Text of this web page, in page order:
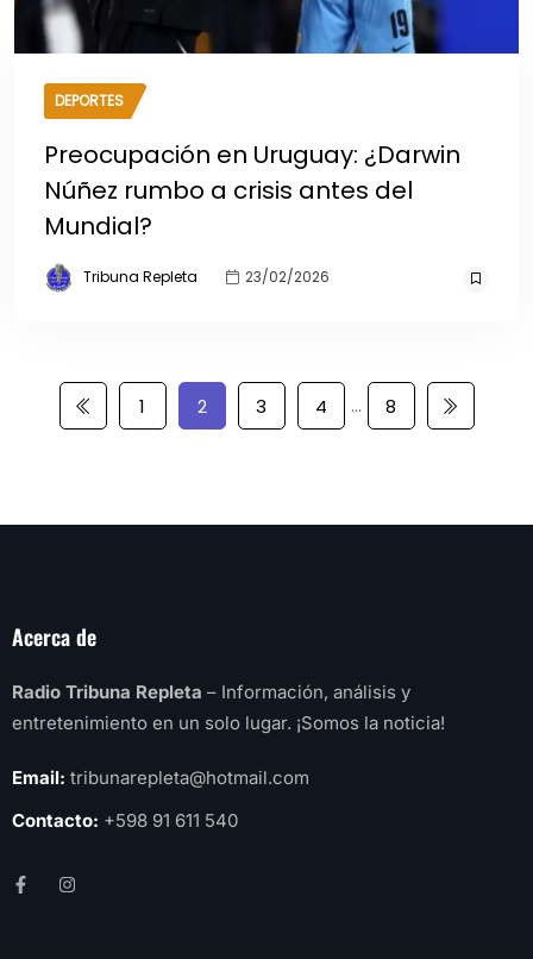
DEPORTES
Preocupación en Uruguay: ¿Darwin
Núñez rumbo a crisis antes del
Mundial?
Tribuna Repleta 23/02/2026
1 2 3 4 … 8
Acerca de
Radio Tribuna Repleta – Información, análisis y
entretenimiento en un solo lugar. ¡Somos la noticia!
Email: tribunarepleta@hotmail.com
Contacto: +598 91 611 540